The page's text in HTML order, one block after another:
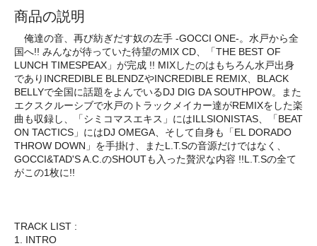
商品の説明
俺達の音、再び紡ぎだす奴の左手 -GOCCI ONE-。水戸から全
国へ!! みんなが待っていた待望のMIX CD、「THE BEST OF
LUNCH TIMESPEAX」が完成 !! MIXしたのはもちろん水戸出身
でありINCREDIBLE BLENDZやINCREDIBLE REMIX、BLACK
BELLYで全国に話題をよんでいるDJ DIG DA SOUTHPOW。また
エクスクルーシブで水戸のトラックメイカー達がREMIXをした楽
曲も収録し、「シミコマスエキス」にはILLSIONISTAS、「BEAT
ON TACTICS」にはDJ OMEGA、そして自身も「EL DORADO
THROW DOWN」を手掛け、またL.T.Sの音源だけではなく、
GOCCI&TAD'S A.C.のSHOUTも入った贅沢な内容 !!L.T.Sの全て
がこの1枚に!!
TRACK LIST :
1. INTRO